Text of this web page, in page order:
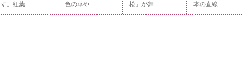
す。紅葉...
色の華や...
松」が舞...
本の直線...